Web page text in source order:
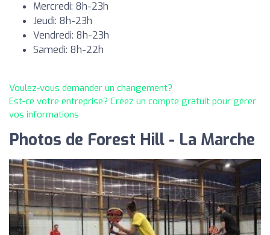
Mercredi: 8h-23h
Jeudi: 8h-23h
Vendredi: 8h-23h
Samedi: 8h-22h
Voulez-vous demander un changement?
Est-ce votre entreprise? Créez un compte gratuit pour gérer
vos informations
Photos de Forest Hill - La Marche